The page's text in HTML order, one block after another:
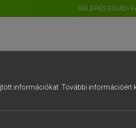
BELÉPÉS EDUID-
nagyszótár
információkat. További információért
5 6 7 8 9